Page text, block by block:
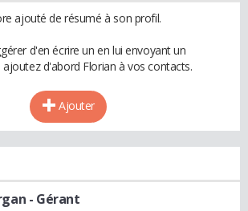
ajouté de résumé à son profil.
d'en écrire un en lui envoyant un
d'abord Florian à vos contacts.
Ajouter
- Gérant